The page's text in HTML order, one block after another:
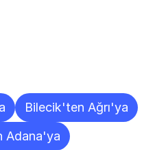
Bilecik'ten Ağrı'ya
Adana'ya